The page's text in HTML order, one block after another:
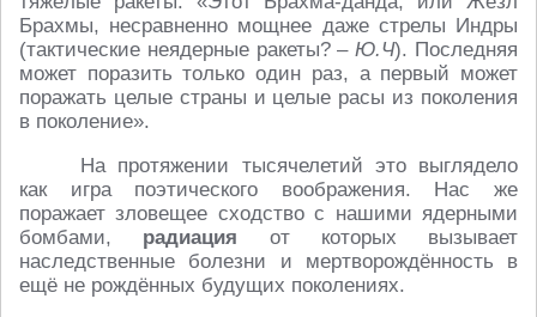
Брахмы, несравненно мощнее даже стрелы Индры
(тактические неядерные ракеты? –Ю.Ч). Последняя
может поразить только один раз, а первый может
поражать целые страны и целые расы из поколения
в поколение».
На протяжении тысячелетий это выглядело
как игра поэтического воображения. Нас же
поражает зловещее сходство с нашими ядерными
бомбами, радиация от которых вызывает
наследственные болезни и мертворождённость в
ещё не рождённых будущих поколениях.